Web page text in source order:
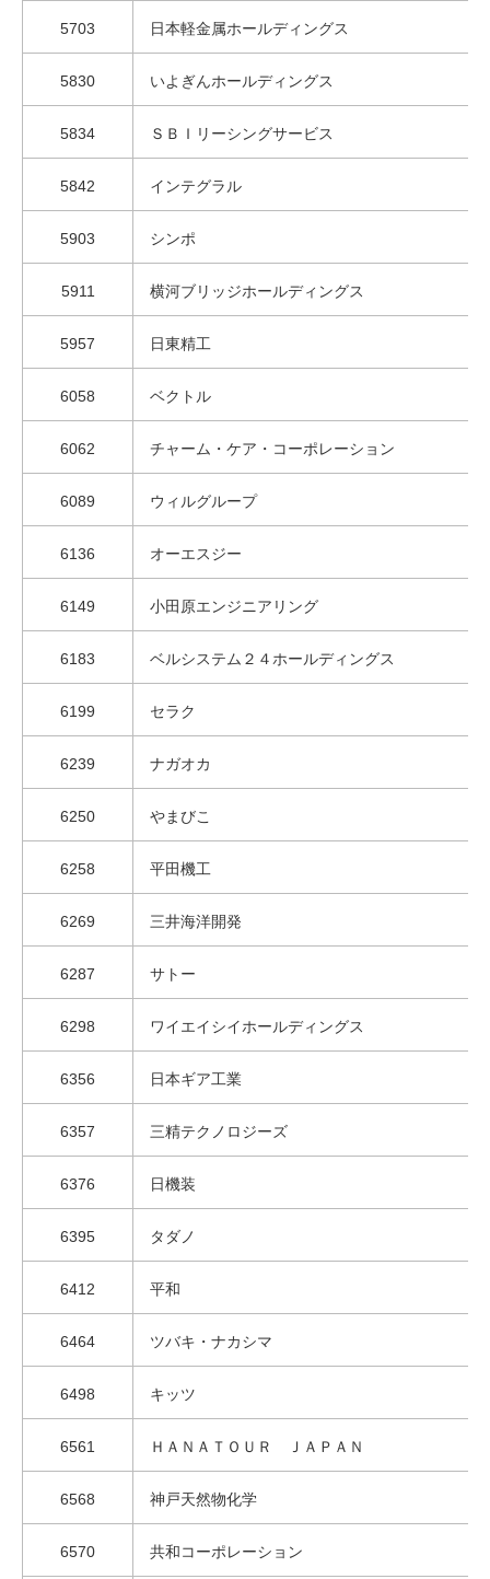
5703 日本軽金属ホールディングス
5830 いよぎんホールディングス
5834 ＳＢＩリーシングサービス
5842 インテグラル
5903 シンポ
5911 横河ブリッジホールディングス
5957 日東精工
6058 ベクトル
6062 チャーム・ケア・コーポレーション
6089 ウィルグループ
6136 オーエスジー
6149 小田原エンジニアリング
6183 ベルシステム２４ホールディングス
6199 セラク
6239 ナガオカ
6250 やまびこ
6258 平田機工
6269 三井海洋開発
6287 サトー
6298 ワイエイシイホールディングス
6356 日本ギア工業
6357 三精テクノロジーズ
6376 日機装
6395 タダノ
6412 平和
6464 ツバキ・ナカシマ
6498 キッツ
6561 ＨＡＮＡＴＯＵＲ ＪＡＰＡＮ
6568 神戸天然物化学
6570 共和コーポレーション